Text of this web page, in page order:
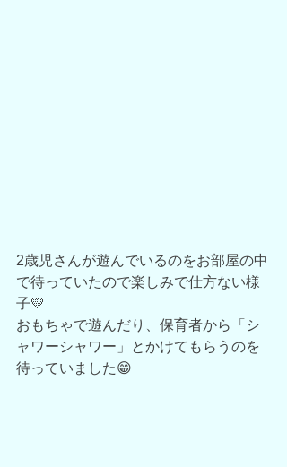
2歳児さんが遊んでいるのをお部屋の中
で待っていたので楽しみで仕方ない様
子💛
おもちゃで遊んだり、保育者から「シ
ャワーシャワー」とかけてもらうのを
待っていました😁